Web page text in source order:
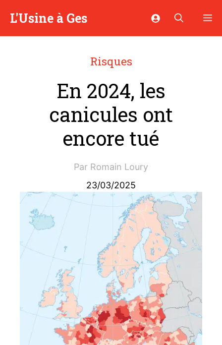
L'Usine à Ges
Risques
En 2024, les
canicules ont
encore tué
Par Romain Loury
23/03/2025